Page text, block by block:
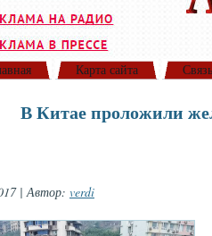
Карта сайта
В Китае проложили
| Автор: verdi